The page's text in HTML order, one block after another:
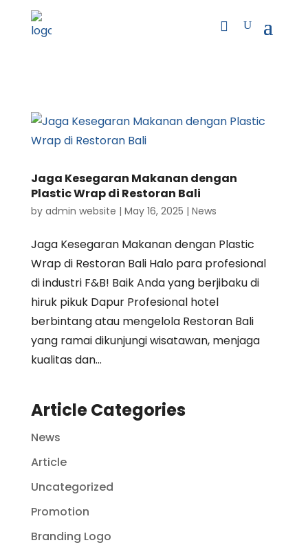
Jaga Kesegaran Makanan dengan
Plastic Wrap di Restoran Bali
by admin website | May 16, 2025 | News
Jaga Kesegaran Makanan dengan Plastic
Wrap di Restoran Bali Halo para profesional
di industri F&B! Baik Anda yang berjibaku di
hiruk pikuk Dapur Profesional hotel
berbintang atau mengelola Restoran Bali
yang ramai dikunjungi wisatawan, menjaga
kualitas dan...
Article Categories
News
Article
Uncategorized
Promotion
Branding Logo